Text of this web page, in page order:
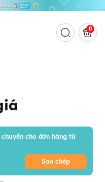
0
cho đơn hàng từ
Sao chép